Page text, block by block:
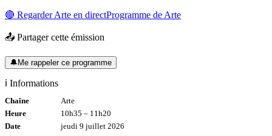
🔴 RegarderArte en directProgramme de Arte
📤 Partager cette émission
🔔Me rappeler ce programme
ℹ️ Informations
Chaîne
Arte
Heure
10h35 – 11h20
Date
jeudi 9 juillet 2026